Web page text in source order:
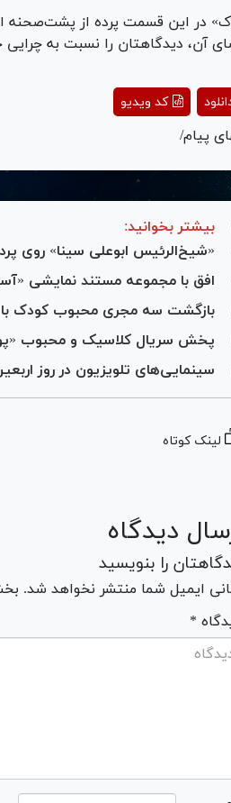
در این قسمت پرده از پشت‌صحنه
آن، دیدگاهتان را نسبت به
کد ویدیو
پیام/
بیشتر بخوانید:
«شیخ‌الرئیس ابوعلی سینا» روی
افق با مجموعه مستند نمایشی
بازگشت سه مجری محبوب کودک با
پخش سریال کلاسیک و محبوب
سینمایی‌های تلویزیون در روز
لینک کوتاه
دیدگاه
را بنویسید
ایمیل شما منتشر نخواهد شد.